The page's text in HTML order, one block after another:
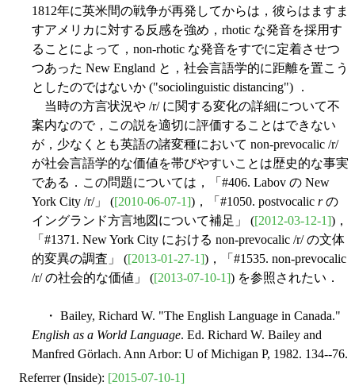
1812年に英米間の戦争が再発してからは，彼らはますま
すアメリカに対する反感を強め，rhotic な発音を採用す
ることによって，non-rhotic な発音をすでに定着させつ
つあった New England と，社会言語学的に距離を置こう
としたのではないか ("sociolinguistic distancing") ．
当時の方言状況や /r/ に関する変化の詳細について不
案内なので，この説を適切に評価することはできない
が，少なくとも英語の諸変種において non-prevocalic /r/
が社会言語学的な価値を帯びやすいことは歴史的な事実
である．この問題については，「#406. Labov の New
York City /r/」 ([2010-06-07-1])，「#1050. postvocalic rの
イングランド方言地図について補足」 ([2012-03-12-1])，
「#1371. New York City における non-prevocalic /r/ の文体
的変異の調査」 ([2013-01-27-1])，「#1535. non-prevocalic
/r/ の社会的な価値」 ([2013-07-10-1]) を参照されたい．
・ Bailey, Richard W. "The English Language in Canada."
English as a World Language. Ed. Richard W. Bailey and
Manfred Görlach. Ann Arbor: U of Michigan P, 1982. 134--76.
Referrer (Inside): [2015-07-10-1]